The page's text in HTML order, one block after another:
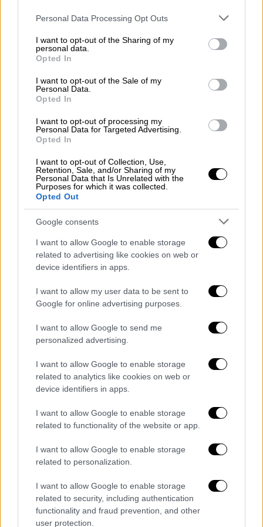
Please note that this website/app uses one or more Google
not limited to your visit or usage behaviour. You may click to
grant or deny consent to Google and its third-party tags to
use your data for below specified purposes in below Google
consent section.
Personal Data Processing Opt Outs
I want to opt-out of the Sharing of my
personal data.
Opted In
I want to opt-out of the Sale of my
Personal Data.
Opted In
I want to opt-out of processing my
Personal Data for Targeted Advertising.
Opted In
I want to opt-out of Collection, Use,
Retention, Sale, and/or Sharing of my
Personal Data that Is Unrelated with the
Purposes for which it was collected.
Opted Out
Google consents
I want to allow Google to enable storage
related to advertising like cookies on web or
device identifiers in apps.
I want to allow my user data to be sent to
Google for online advertising purposes.
I want to allow Google to send me
personalized advertising.
I want to allow Google to enable storage
related to analytics like cookies on web or
device identifiers in apps.
I want to allow Google to enable storage
related to functionality of the website or app.
I want to allow Google to enable storage
related to personalization.
I want to allow Google to enable storage
related to security, including authentication
functionality and fraud prevention, and other
user protection.
«Ακλόνητη» η στρατιωτική παρουσία
της Τουρκίας στη Λιβύη
Στο μεταξύ, σε δηλώσεις του το μέλος του
οποίος επικρίνει την έκκληση του
ΟΗΕγια
απόσυρση μισθοφόρων και ξένων μαχητών
από τη Λιβύη, λέγοντας ότι “ποιος μπορεί να
βγάλει τώρα τους Τούρκους από τη
Λιβύη
Τούρκοι έχουν τώρα ισχυρήπαρουσία στη
Μιτίγκακαι κάποιες στρατιωτικές βάσεις
στα ανατολικά αλλά και στα δυτικά της
Λιβύης. Δεν νομίζω ότιτο Συμβούλιο
Ασφαλείας του ΟΗΕ
είναι σοβαρό και δεν
νομίζω ότι αυτή η δήλωση θα κινητοποιήσει
κάτι. Πρόκειται μόνο για μια διαδικασία που
ανακατεύει την τράπουλα”.
Ο όμιλοςSAGISTαναλαμβάνει έργο
Την ίδια ώρα, ο όμιλος
δραστηριοποιούμενος τ/όμιλος στον τομέα
πολυτελούς τουριστικής ανάπλασης]
υπογράφει ένα νέο έργο που θα μετατρέψει
τις ακτές της Βεγγάζης,
της δεύτερης
μεγαλύτερης πόλης της Λιβύης που
τουριστικό κέντρο. Η εταιρεία, η οποία
ξεκίνησε το έργο μαζί με εταίρους,
επιταχύνει την υλοποίηση συγκροτήματος
ξενοδοχείων και επαύλεων το οποίο θα
προσθέσει αξία στην περιοχή. ΟΜετίν